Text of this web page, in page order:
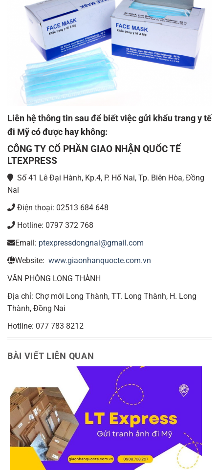
Liên hệ thông tin sau để biết việc gửi khẩu trang y tế
đi Mỹ có được hay không:
CÔNG TY CỔ PHẦN GIAO NHẬN QUỐC TẾ
LTEXPRESS
Số 41 Lê Đại Hành, Kp.4, P. Hố Nai, Tp. Biên Hòa, Đồng
Nai
Điện thoại: 02513 684 648
Hotline: 0797 372 768
Email: ptexpressdongnai@gmail.com
Website: www.giaonhanquocte.com.vn
VĂN PHÒNG LONG THÀNH
Địa chỉ: Chợ mới Long Thành, TT. Long Thành, H. Long
Thành, Đồng Nai
Hotline: 077 783 8212
BÀI VIẾT LIÊN QUAN